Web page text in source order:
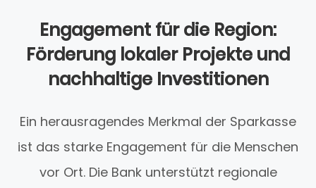
Engagement für die Region:
Förderung lokaler Projekte und
nachhaltige Investitionen
Ein herausragendes Merkmal der Sparkasse
ist das starke Engagement für die Menschen
vor Ort. Die Bank unterstützt regionale